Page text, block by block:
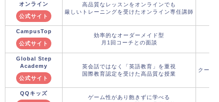
オンライン
公式サイト
高品質なレッスンをオンラインでも
厳しいトレーニングを受けたオンライン専任講師
CampusTop
公式サイト
効率的なオーダーメイド型
月1回コーチとの面談
Global Step
Academy
公式サイト
英会話ではなく「英語教育」を重視
国際教育認定を受けた高品質な授業
クーポ
QQキッズ
ゲーム性があり飽きずに学べる